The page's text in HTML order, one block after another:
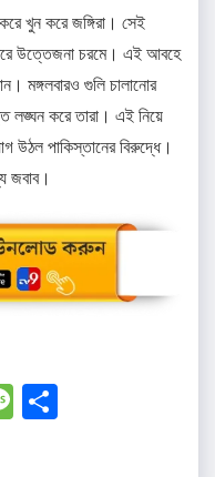
খুন করে জঙ্গিরা। সেই
উত্তেজনা চরমে। এই আবহে
মঙ্গলবারও গুলি চালানোর
লঙ্ঘন করে তারা। এই নিয়ে
উঠল পাকিস্তানের বিরুদ্ধে।
জবাব।
Message